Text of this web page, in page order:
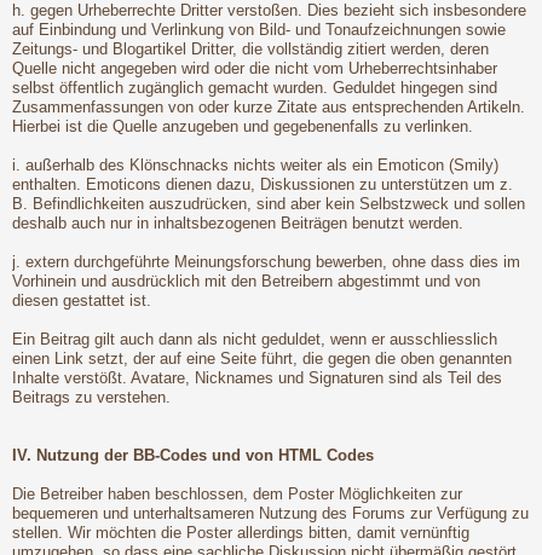
h. gegen Urheberrechte Dritter verstoßen. Dies bezieht sich insbesondere
auf Einbindung und Verlinkung von Bild- und Tonaufzeichnungen sowie
Zeitungs- und Blogartikel Dritter, die vollständig zitiert werden, deren
Quelle nicht angegeben wird oder die nicht vom Urheberrechtsinhaber
selbst öffentlich zugänglich gemacht wurden. Geduldet hingegen sind
Zusammenfassungen von oder kurze Zitate aus entsprechenden Artikeln.
Hierbei ist die Quelle anzugeben und gegebenenfalls zu verlinken.
i. außerhalb des Klönschnacks nichts weiter als ein Emoticon (Smily)
enthalten. Emoticons dienen dazu, Diskussionen zu unterstützen um z.
B. Befindlichkeiten auszudrücken, sind aber kein Selbstzweck und sollen
deshalb auch nur in inhaltsbezogenen Beiträgen benutzt werden.
j. extern durchgeführte Meinungsforschung bewerben, ohne dass dies im
Vorhinein und ausdrücklich mit den Betreibern abgestimmt und von
diesen gestattet ist.
Ein Beitrag gilt auch dann als nicht geduldet, wenn er ausschliesslich
einen Link setzt, der auf eine Seite führt, die gegen die oben genannten
Inhalte verstößt. Avatare, Nicknames und Signaturen sind als Teil des
Beitrags zu verstehen.
IV. Nutzung der BB-Codes und von HTML Codes
Die Betreiber haben beschlossen, dem Poster Möglichkeiten zur
bequemeren und unterhaltsameren Nutzung des Forums zur Verfügung zu
stellen. Wir möchten die Poster allerdings bitten, damit vernünftig